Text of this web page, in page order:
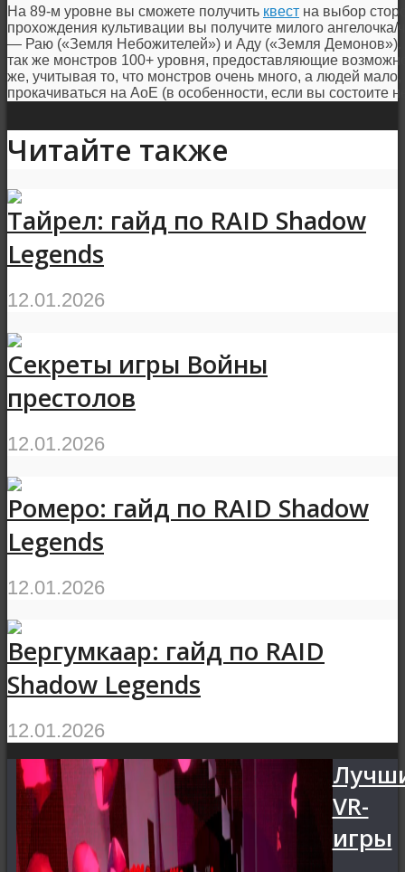
На 89-м уровне вы сможете получить квест на выбор
прохождения культивации вы получите милого
— Раю («Земля Небожителей») и Аду («Земля Демонов»).
так же монстров 100+ уровня, предоставляющие
же, учитывая то, что монстров очень много, а людей
прокачиваться на АоЕ (в особенности, если вы состоите
Читайте также
Тайрел: гайд по RAID Shadow
Legends
12.01.2026
Секреты игры Войны
престолов
12.01.2026
Ромеро: гайд по RAID Shadow
Legends
12.01.2026
Вергумкаар: гайд по RAID
Shadow Legends
12.01.2026
VR-
игры